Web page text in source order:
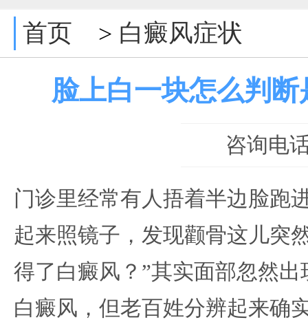
首页 > 白癜风症状
脸上白一块怎么判
咨询电
门诊里经常有人捂着半边脸跑
起来照镜子，发现颧骨这儿突
得了白癜风？”其实面部忽然
白癜风，但老百姓分辨起来确